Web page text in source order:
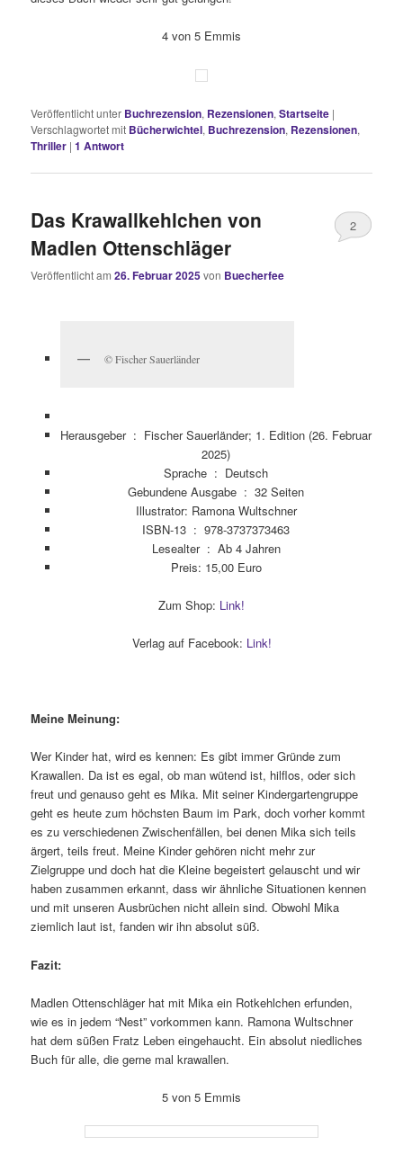
4 von 5 Emmis
Veröffentlicht unter Buchrezension, Rezensionen,Startseite |
Verschlagwortet mit Bücherwichtel, Buchrezension, Rezensionen,
Thriller |1 Antwort
Das Krawallkehlchen von
Madlen Ottenschläger
Veröffentlicht am26. Februar 2025von Buecherfee
2
© Fischer Sauerländer
Herausgeber ‏ : ‎ Fischer Sauerländer; 1. Edition (26. Februar
2025)
Sprache ‏ : ‎ Deutsch
Gebundene Ausgabe ‏ : ‎32 Seiten
Illustrator: Ramona Wultschner
ISBN-13 ‏ : ‎978-3737373463
Lesealter ‏ : ‎ Ab 4 Jahren
Preis: 15,00 Euro
Zum Shop: Link!
Verlag auf Facebook: Link!
Meine Meinung:
Wer Kinder hat, wird es kennen: Es gibt immer Gründe zum
Krawallen. Da ist es egal, ob man wütend ist, hilflos, oder sich
freut und genauso geht es Mika. Mit seiner Kindergartengruppe
geht es heute zum höchsten Baum im Park, doch vorher kommt
es zu verschiedenen Zwischenfällen, bei denen Mika sich teils
ärgert, teils freut. Meine Kinder gehören nicht mehr zur
Zielgruppe und doch hat die Kleine begeistert gelauscht und wir
haben zusammen erkannt, dass wir ähnliche Situationen kennen
und mit unseren Ausbrüchen nicht allein sind. Obwohl Mika
ziemlich laut ist, fanden wir ihn absolut süß.
Fazit:
Madlen Ottenschläger hat mit Mika ein Rotkehlchen erfunden,
wie es in jedem “Nest” vorkommen kann. Ramona Wultschner
hat dem süßen Fratz Leben eingehaucht. Ein absolut niedliches
Buch für alle, die gerne mal krawallen.
5 von 5 Emmis